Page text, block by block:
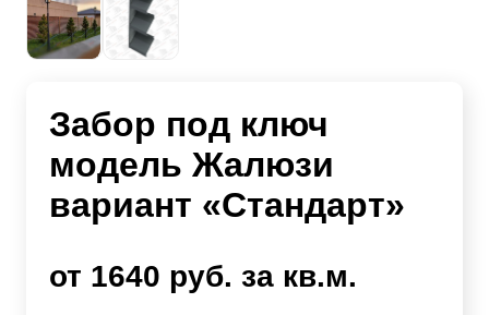
Забор под ключ
модель Жалюзи
вариант «Стандарт»
от 1640 руб. за кв.м.